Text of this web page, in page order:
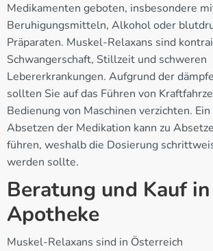
Medikamenten geboten, insbesondere
Beruhigungsmitteln, Alkohol oder
Präparaten. Muskel-Relaxans sind
Schwangerschaft, Stillzeit und schweren
Lebererkrankungen. Aufgrund der
sollten Sie auf das Führen von
Bedienung von Maschinen verzichten.
Absetzen der Medikation kann zu
führen, weshalb die Dosierung
werden sollte.
Beratung und Kauf
Apotheke
Muskel-Relaxans sind in Österreich